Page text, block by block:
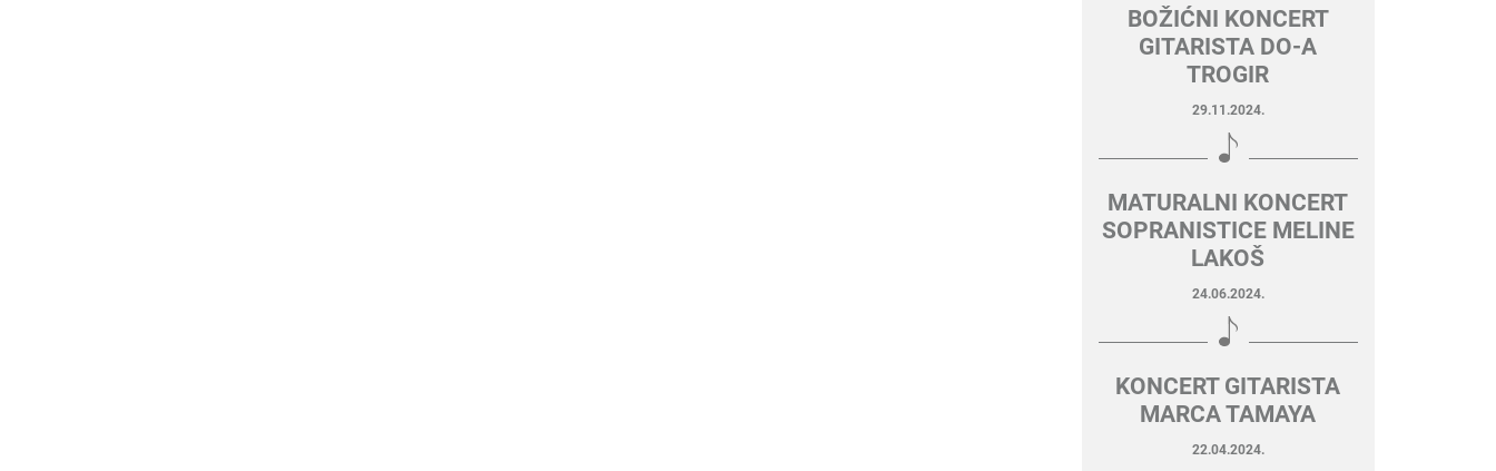
BOŽIĆNI KONCERT
GITARISTA DO-A
TROGIR
29.11.2024.
MATURALNI KONCERT
SOPRANISTICE MELINE
LAKOŠ
24.06.2024.
KONCERT GITARISTA
MARCA TAMAYA
22.04.2024.